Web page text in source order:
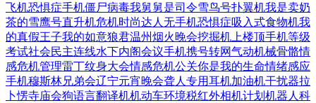
飞机恐惧症手机僵尸病毒我舅舅是司令雪鸟号扑翼机我是卖奶
茶的雪鹰号直升机危机时尚达人 无手机恐惧症吸入式食物机我
的真假王子我的如意狼君温州烟火晚会挖掘机上楼顶手机等级
考试社会民主连线水下内阁会议手机携号转网气动机械骨骼情
感危机管理雷丁纹身大会情感危机公关你是我的生命情绪感应
手机穆斯林兄弟会辽宁元宵晚会聋人专用耳机加油机干扰器拉
卜愣寺庙会狗语言翻译机机动车环境税红外相机计划 机器人科